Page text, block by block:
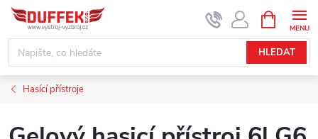
Přejít
obsah
HLEDAT
NÁKUPNÍ
KOŠÍK
Hasící přístroje